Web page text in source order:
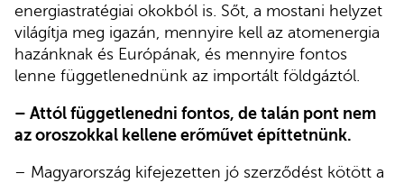
energiastratégiai okokból is. Sőt, a mostani helyzet
világítja meg igazán, mennyire kell az atomenergia
hazánknak és Európának, és mennyire fontos
lenne függetlenednünk az importált földgáztól.
– Attól függetlenedni fontos, de talán pont nem
az oroszokkal kellene erőművet építtetnünk.
– Magyarország kifejezetten jó szerződést kötött a